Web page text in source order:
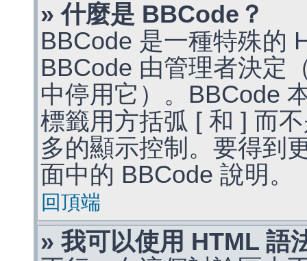
» 什麼是 BBCode？
BBCode 是一種特殊的
BBCode 由管理者決定
中停用它）。BBCode
標籤用方括弧 [ 和 ] 而
多的顯示控制。要得到
面中的 BBCode 說明。
回頂端
» 我可以使用 HTML 語